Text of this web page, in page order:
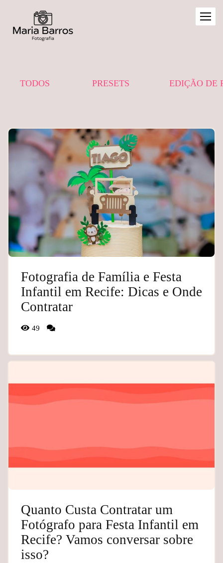
TODOS PRESETS EDIÇÃO DE
Fotografia de Família e Festa
Infantil em Recife: Dicas e Onde
Contratar
49
Quanto Custa Contratar um
Fotógrafo para Festa Infantil em
Recife? Vamos conversar sobre
isso?